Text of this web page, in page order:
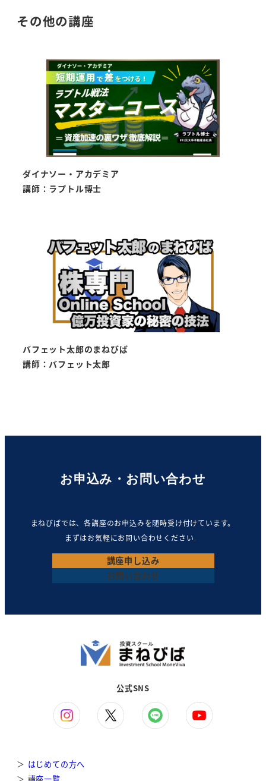
その他の講座
ダイナソー・アカデミア
講師： ラプトル博士
バフェット太郎のまねびば
講師： バフェット太郎
お申込み・お問い合わせ
まねびばでは、各講座のお申込みを随時受け付けています。
まずはお気軽にお問い合わせください。
講座申し込み
お問い合わせ
公式SNS
＞ はじめての方へ